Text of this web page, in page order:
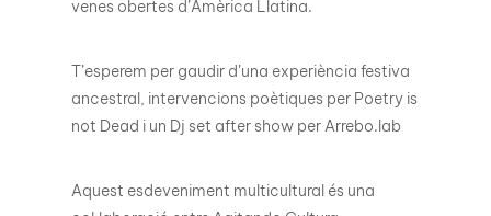
venes obertes d’Amèrica Llatina.
T’esperem per gaudir d’una experiència festiva
ancestral, intervencions poètiques per Poetry is
not Dead i un Dj set after show per Arrebo.lab
Aquest esdeveniment multicultural és una